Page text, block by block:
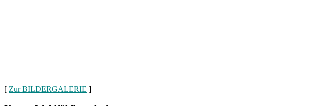
[ Zur BILDERGALERIE ]